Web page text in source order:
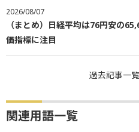
2026/08/07
（まとめ）日経平均は76円安の
価指標に注目
過去記事一
関連用語一覧